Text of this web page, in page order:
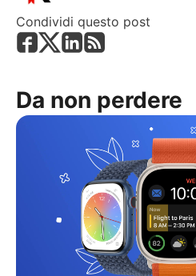
Condividi questo post
Da non perdere